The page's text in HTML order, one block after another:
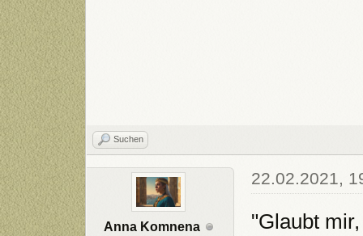
Suchen
Anna Komnena
22.02.2021,
"Glaubt